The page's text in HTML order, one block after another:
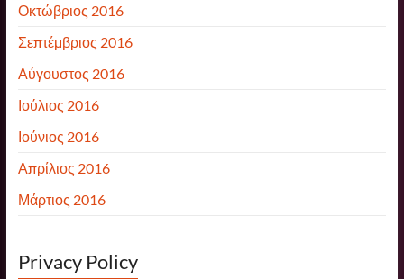
Οκτώβριος 2016
Σεπτέμβριος 2016
Αύγουστος 2016
Ιούλιος 2016
Ιούνιος 2016
Απρίλιος 2016
Μάρτιος 2016
Privacy Policy